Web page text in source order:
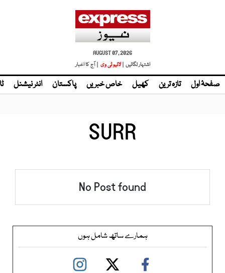
AUGUST 07, 2026
اشتہار لگائیں | لائیو ٹی وی | آج کا اخبار
صفحۂ اول تازہ ترین کھیل خاص خبریں پاکستان انٹر نیشنل
SURR
No Post found
ہمارے ساتھ شامل ہوں